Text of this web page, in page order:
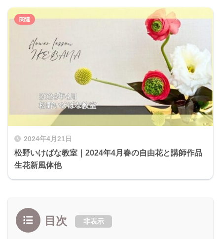
2024年4月21日
松野いけばな教室｜2024年4月春の自由花と講師作品
生花新風体他
目次 非表示